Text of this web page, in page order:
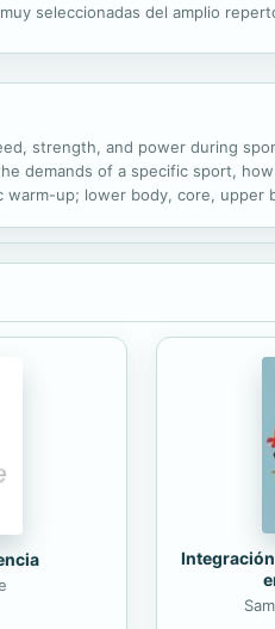
seleccionadas del amplio
strength, and power during
demands of a specific sport,
up; lower body, core, upper